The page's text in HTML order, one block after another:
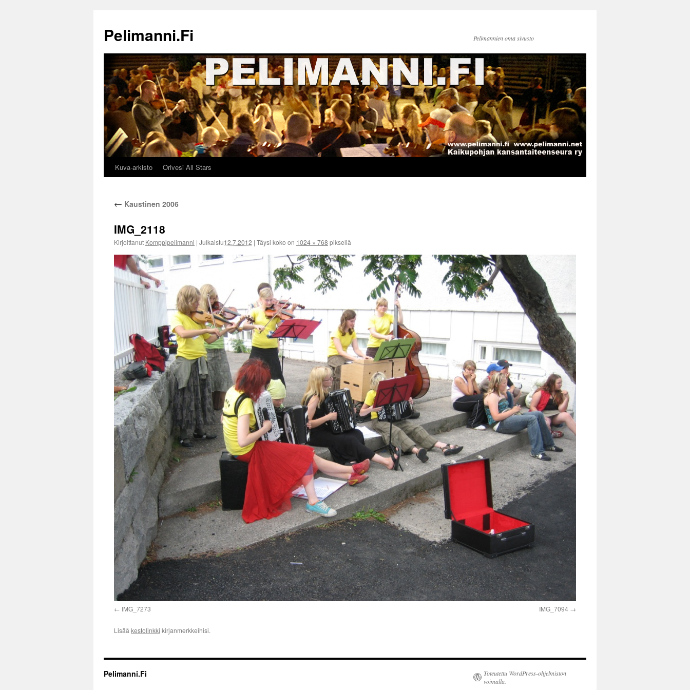
Pelimanni.Fi Pelimannien oma sivusto
Kuva-arkisto Orivesi All Stars
← Kaustinen 2006
IMG_2118
Kirjoittanut Komppipelimanni | Julkaistu12.7.2012 | Täysi koko on 1024 × 768 pikseliä
IMG_7273 IMG_7094
Lisää kestolinkki kirjanmerkkeihisi.
Pelimanni.Fi
Toteutettu WordPress-ohjelmiston
voimalla.